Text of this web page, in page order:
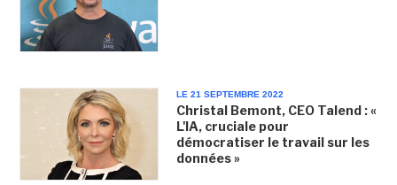
LE 21 SEPTEMBRE 2022
Christal Bemont, CEO Talend : «
L'IA, cruciale pour
démocratiser le travail sur les
données »